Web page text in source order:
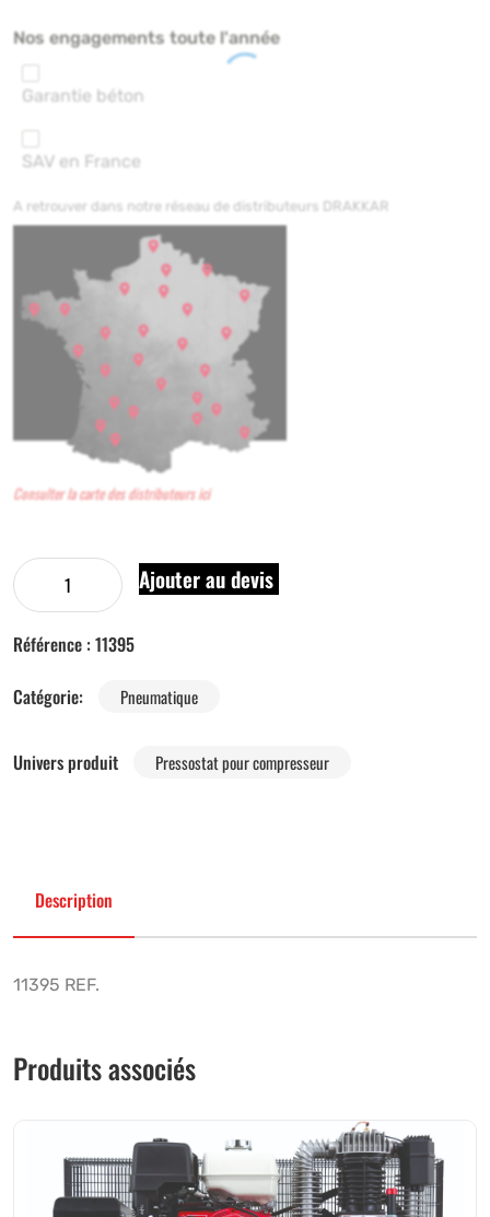
Nos engagements toute l'année
Garantie béton
SAV en France
A retrouver dans notre réseau de distributeurs DRAKKAR
Consulter la carte des distributeurs ici
Ajouter au devis
Référence : 11395
Catégorie:
Pneumatique
Univers produit Pressostat pour compresseur
Description
11395 REF.
Produits associés